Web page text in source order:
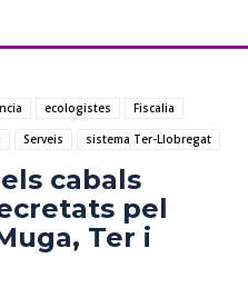
ecologistes
Fiscalia
Serveis sistema Ter-Llobregat
cabals
pel
Ter i